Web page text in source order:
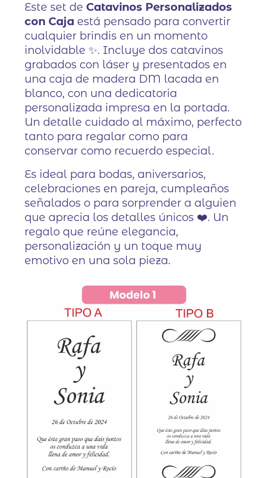
Este set deCatavinos Personalizados
con Caja está pensado para convertir
cualquier brindis en un momento
inolvidable ✨. Incluye dos catavinos
grabados con láser y presentados en
una caja de madera DM lacada en
blanco, con una dedicatoria
personalizada impresa en la portada.
Un detalle cuidado al máximo, perfecto
tanto para regalar como para
conservar como recuerdo especial.
Es ideal para bodas, aniversarios,
celebraciones en pareja, cumpleaños
señalados o para sorprender a alguien
que aprecia los detalles únicos ❤️. Un
regalo que reúne elegancia,
personalización y un toque muy
emotivo en una sola pieza.